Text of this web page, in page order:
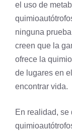
el uso de
ninguna
creen que la
ofrece la
de lugares en
encontrar vida.
En realidad, se